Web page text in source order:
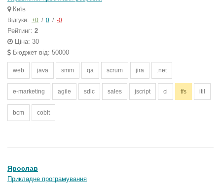
Київ
Відгуки: +0 / 0 / -0
Рейтинг: 2
Ціна: 30
Бюджет від: 50000
web java smm qa scrum jira .net
e-marketing agile sdlc sales jscript ci tfs itil
bcm cobit
Ярослав
Прикладне програмування